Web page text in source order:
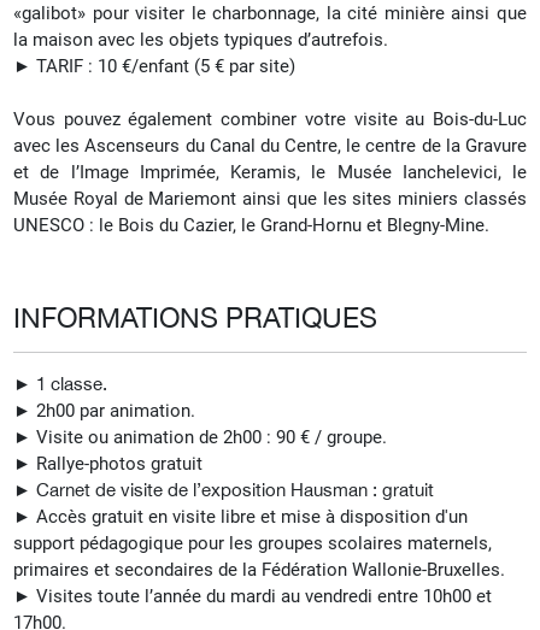
«galibot» pour visiter le charbonnage, la cité minière ainsi que
la maison avec les objets typiques d’autrefois.
► TARIF : 10 €/enfant (5 € par site)
Vous pouvez également combiner votre visite au Bois-du-Luc
avec les Ascenseurs du Canal du Centre, le centre de la Gravure
et de l’Image Imprimée, Keramis, le Musée Ianchelevici, le
Musée Royal de Mariemont ainsi que les sites miniers classés
UNESCO : le Bois du Cazier, le Grand-Hornu et Blegny-Mine.
INFORMATIONS PRATIQUES
► 1 classe.
► 2h00 par animation.
► Visite ou animation de 2h00 : 90 € / groupe.
► Rallye-photos gratuit
► Carnet de visite de l’exposition Hausman : gratuit
► Accès gratuit en visite libre et mise à disposition d'un
support pédagogique pour les groupes scolaires maternels,
primaires et secondaires de la Fédération Wallonie-Bruxelles.
► Visites toute l’année du mardi au vendredi entre 10h00 et
17h00.